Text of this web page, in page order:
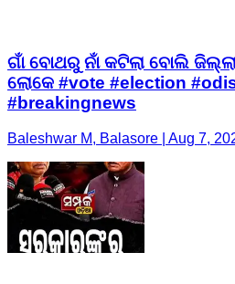
ଗାଁ ବୋଥରୁ ନାଁ କଟିଲା ବୋଲି
ଲୋକେ #vote #election
#breakingnews
Baleshwar M, Balasore | Aug 7,